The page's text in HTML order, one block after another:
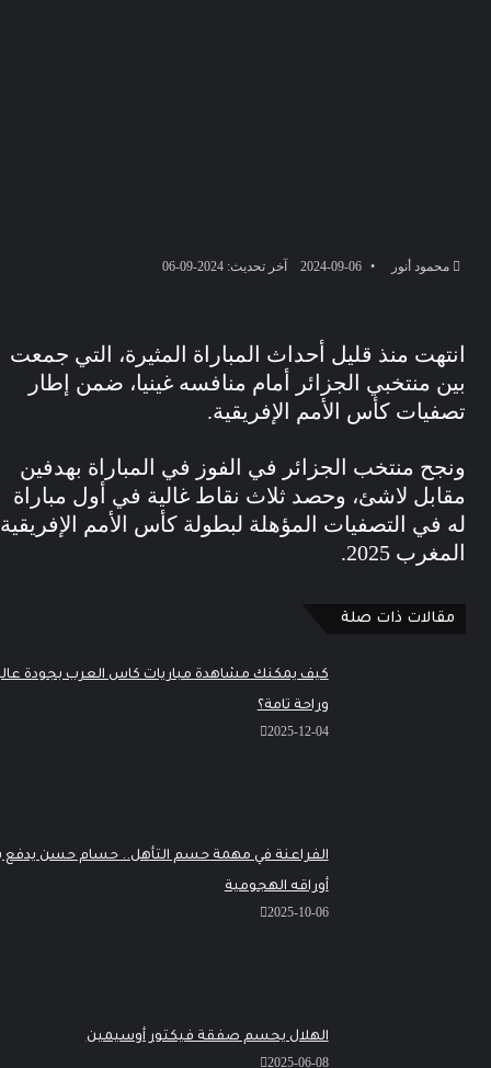
محمود أنور 2024-09-06 آخر تحديث: 2024-09-06
منذ قليل أحداث المباراة المثيرة، التي جمعت
منتخبي الجزائر أمام منافسه غينيا، ضمن إطار
كأس الأمم الإفريقية.
منتخب الجزائر في الفوز في المباراة بهدفين
لاشئ، وحصد ثلاث نقاط غالية في أول مباراة
في التصفيات المؤهلة لبطولة كأس الأمم الإفريقية
2025.
مقالات ذات صلة
كيف يمكنك مشاهدة مباريات كاس العرب بجودة عالية
وراحة تامة؟
2025-12-04
الفراعنة في مهمة حسم التأهل.. حسام حسن يدفع بكل
أوراقه الهجومية
2025-10-06
الهلال يحسم صفقة فيكتور أوسيمين
2025-06-08